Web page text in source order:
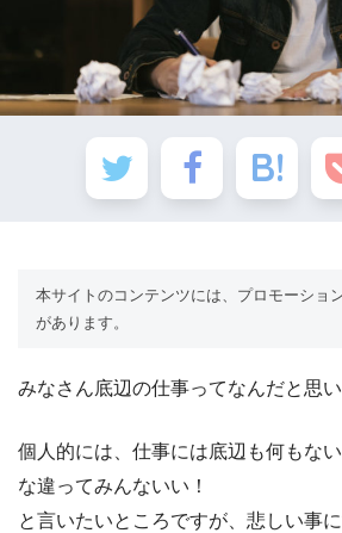
本サイトのコンテンツには、プロモーショ
があります。
みなさん底辺の仕事ってなんだと思
個人的には、仕事には底辺も何もな
な違ってみんないい！
と言いたいところですが、悲しい事